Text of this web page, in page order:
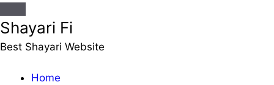
Shayari Fi
Best Shayari Website
Home